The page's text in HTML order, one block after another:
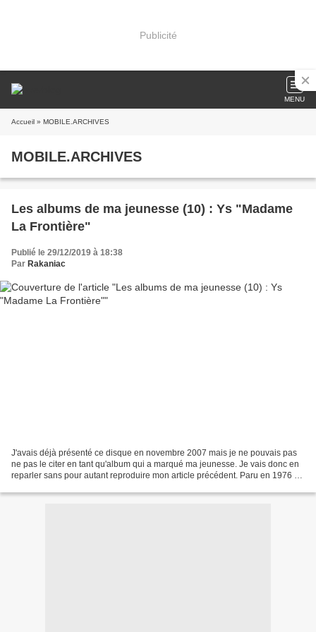
Publicité
MENU
Accueil » MOBILE.ARCHIVES
MOBILE.ARCHIVES
Les albums de ma jeunesse (10) : Ys "Madame
La Frontière"
Publié le 29/12/2019 à 18:38
Par Rakaniac
J'avais déjà présenté ce disque en novembre 2007 mais je ne pouvais pas
ne pas le citer en tant qu'album qui a marqué ma jeunesse. Je vais donc en
reparler sans pour autant reproduire mon article précédent. Paru en 1976 ce